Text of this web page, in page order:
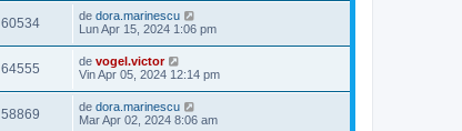
60534 de dora.marinescu
Lun Apr 15, 2024 1:06 pm
64555 de vogel.victor
Vin Apr 05, 2024 12:14 pm
58869 de dora.marinescu
Mar Apr 02, 2024 8:06 am